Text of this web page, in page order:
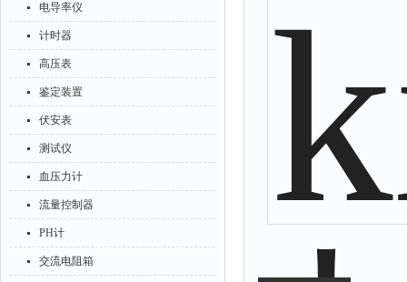
电导率仪
计时器
高压表
鉴定装置
伏安表
测试仪
血压力计
流量控制器
PH计
交流电阻箱